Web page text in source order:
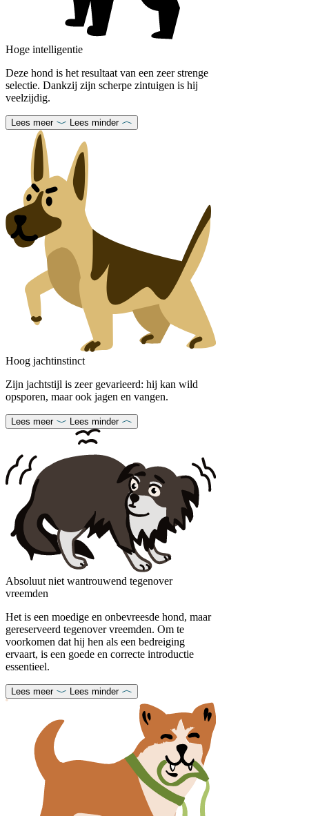
Hoge intelligentie
Deze hond is het resultaat van een zeer strenge
selectie. Dankzij zijn scherpe zintuigen is hij
veelzijdig.
Lees meer Lees minder
Hoog jachtinstinct
Zijn jachtstijl is zeer gevarieerd: hij kan wild
opsporen, maar ook jagen en vangen.
Lees meer Lees minder
Absoluut niet wantrouwend tegenover
vreemden
Het is een moedige en onbevreesde hond, maar
gereserveerd tegenover vreemden. Om te
voorkomen dat hij hen als een bedreiging
ervaart, is een goede en correcte introductie
essentieel.
Lees meer Lees minder